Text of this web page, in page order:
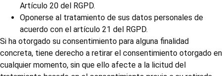
Artículo 20 del RGPD.
Oponerse al tratamiento de sus datos personales de
acuerdo con el artículo 21 del RGPD.
Si ha otorgado su consentimiento para alguna finalidad
concreta, tiene derecho a retirar el consentimiento otorgado en
cualquier momento, sin que ello afecte a la licitud del